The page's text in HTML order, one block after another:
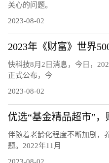
关心的问题。
2023-08-02
快科技8月2日消息，今日，
正式公布，今
2023-08-02
伴随着老龄化程度不断加剧，
题。2022年11月
2023-08-02